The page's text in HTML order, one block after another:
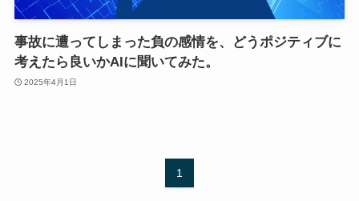
事故に遭ってしまった負の感情を、どうポジティブに
考えたら良いかAIに聞いてみた。
2025年4月1日
1